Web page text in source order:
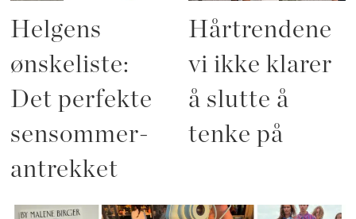
Helgens
ønskeliste:
Det perfekte
sensommer-
antrekket
Hårtrendene
vi ikke klarer
å slutte å
tenke på